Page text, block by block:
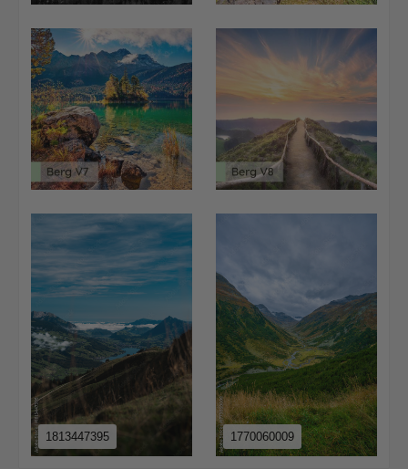
1813447395 1770060009